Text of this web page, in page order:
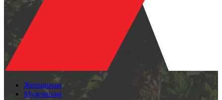
Женщинам
Мужчинам